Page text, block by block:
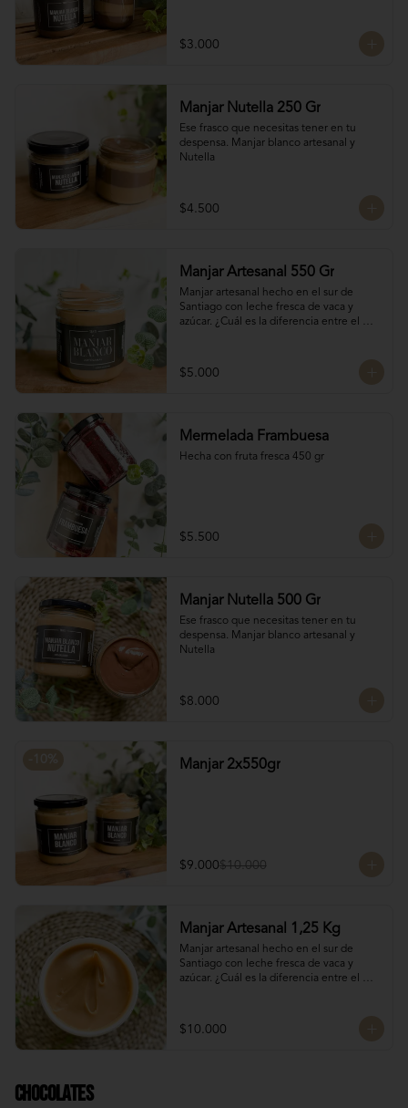
$3.000
Manjar Nutella 250 Gr
Ese frasco que necesitas tener en tu
despensa. Manjar blanco artesanal y
Nutella
$4.500
Manjar Artesanal 550 Gr
Manjar artesanal hecho en el sur de
Santiago con leche fresca de vaca y
azúcar. ¿Cuál es la diferencia entre el
El manjar tradicional, al tener mayor
tiempo de cocción tiene un sabor más
duración pero esto a la vez hace que sea
un sabor más suave y artesanal, más de
$5.000
Mermelada Frambuesa
Hecha con fruta fresca 450 gr
$5.500
Manjar Nutella 500 Gr
Ese frasco que necesitas tener en tu
despensa. Manjar blanco artesanal y
Nutella
$8.000
Manjar 2x550gr
$9.000$10.000
Manjar Artesanal 1,25 Kg
Manjar artesanal hecho en el sur de
Santiago con leche fresca de vaca y
azúcar. ¿Cuál es la diferencia entre el
El manjar tradicional, al tener mayor
tiempo de cocción tiene un sabor más
$10.000
Chocolates